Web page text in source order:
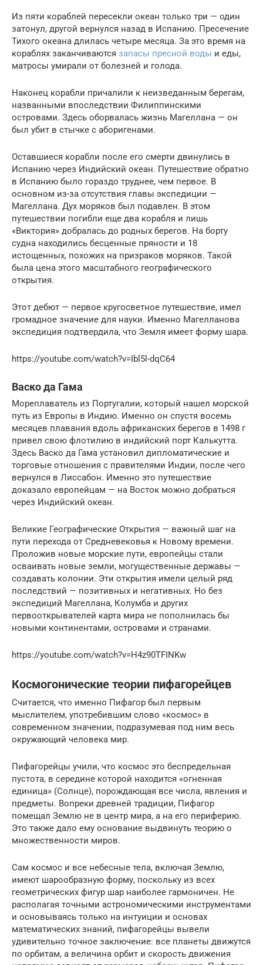
Из пяти кораблей пересекли океан только три — один
затонул, другой вернулся назад в Испанию. Пресечение
Тихого океана длилась четыре месяца. За это время на
кораблях заканчиваются запасы пресной воды и еды,
матросы умирали от болезней и голода.
Наконец корабли причалили к неизведанным берегам,
названными впоследствии Филиппинскими
островами. Здесь оборвалась жизнь Магеллана — он
был убит в стычке с аборигенами.
Оставшиеся корабли после его смерти двинулись в
Испанию через Индийский океан. Путешествие обратно
в Испанию было гораздо труднее, чем первое. В
основном из-за отсутствия главы экспедиции —
Магеллана. Дух моряков был подавлен. В этом
путешествии погибли еще два корабля и лишь
«Виктория» добралась до родных берегов. На борту
судна находились бесценные пряности и 18
истощенных, похожих на призраков моряков. Такой
была цена этого масштабного географического
открытия.
Этот дебют — первое кругосветное путешествие, имел
громадное значение для науки. Именно Магелланова
экспедиция подтвердила, что Земля имеет форму шара.
https://youtube.com/watch?v=Ibl5l-dqC64
Васко да Гама
Мореплаватель из Португалии, который нашел морской
путь из Европы в Индию. Именно он спустя восемь
месяцев плавания вдоль африканских берегов в 1498 г
привел свою флотилию в индийский порт Калькутта.
Здесь Васко да Гама установил дипломатические и
торговые отношения с правителями Индии, после чего
вернулся в Лиссабон. Именно это путешествие
доказало европейцам — на Восток можно добраться
через Индийский океан.
Великие Географические Открытия — важный шаг на
пути перехода от Средневековья к Новому времени.
Проложив новые морские пути, европейцы стали
осваивать новые земли, могущественные державы —
создавать колонии. Эти открытия имели целый ряд
последствий — позитивных и негативных. Но без
экспедиций Магеллана, Колумба и других
первооткрывателей карта мира не пополнилась бы
новыми континентами, островами и странами.
https://youtube.com/watch?v=H4z90TFINKw
Космогонические теории пифагорейцев
Считается, что именно Пифагор был первым
мыслителем, употребившим слово «космос» в
современном значении, подразумевая под ним весь
окружающий человека мир.
Пифагорейцы учили, что космос это беспредельная
пустота, в середине которой находится «огненная
единица» (Солнце), порождающая все числа, явления и
предметы. Вопреки древней традиции, Пифагор
помещал Землю не в центр мира, а на его периферию.
Это также дало ему основание выдвинуть теорию о
множественности миров.
Сам космос и все небесные тела, включая Землю,
имеют шарообразную форму, поскольку из всех
геометрических фигур шар наиболее гармоничен. Не
располагая точными астрономическими инструментами
и основываясь только на интуиции и основах
математических знаний, пифагорейцы вывели
удивительно точное заключение: все планеты движутся
по орбитам, а величина орбит и скорость движения